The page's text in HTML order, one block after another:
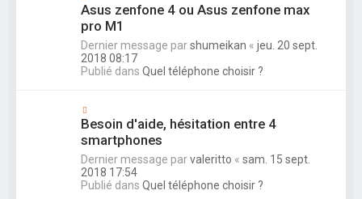
Asus zenfone 4 ou Asus zenfone max
pro M1
Dernier message parshumeikan « jeu. 20 sept.
2018 08:17
Publié dans Quel téléphone choisir ?
Besoin d'aide, hésitation entre 4
smartphones
Dernier message parvaleritto « sam. 15 sept.
2018 17:54
Publié dans Quel téléphone choisir ?